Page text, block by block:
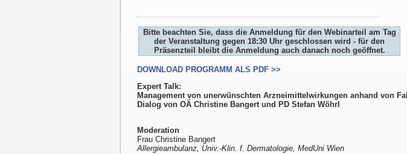
Bitte beachten Sie, dass die Anmeldung für den Webinarteil am Tag
der Veranstaltung gegen 18:30 Uhr geschlossen wird - für den
Präsenzteil bleibt die Anmeldung auch danach noch geöffnet.
DOWNLOAD PROGRAMM ALS PDF >>
Expert Talk:
Management von unerwünschten Arzneimittelwirkungen anhand von
Dialog von OÄ Christine Bangert und PD Stefan Wöhrl
Moderation
Frau Christine Bangert
Allergieambulanz, Univ.-Klin. f. Dermatologie, MedUni Wien